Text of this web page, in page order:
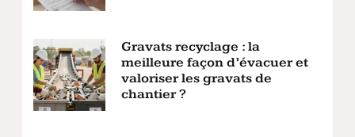
Gravats recyclage : la
meilleure façon d’évacuer et
valoriser les gravats de
chantier ?